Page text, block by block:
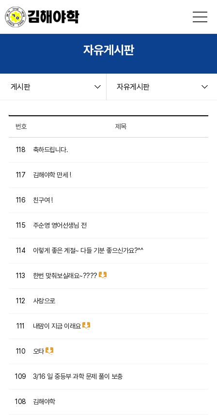
자유게시판
게시판 자유게시판
자유게시판 목록
번호 제목
118 축하드립니다.
117 김해야학 만세 !
116 친구여 !
115 주순영 영어선생님 전
114 이렇게 좋은 계절~ 다들 기분 좋으신가요?^^
113 한번 맞춰보실래요~????
112 사랑으로
111 내맘이 지금 이래요
110 오타
109 3/16 일 중등부 과학 문제 풀이 보충
108 김해야학